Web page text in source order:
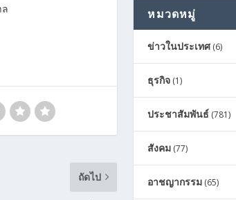
ถัดไป
หมวดหมู่
ข่าวในประเทศ(6)
ธุรกิจ (1)
ประชาสัมพันธ์ (781)
สังคม (77)
อาชญากรรม (65)